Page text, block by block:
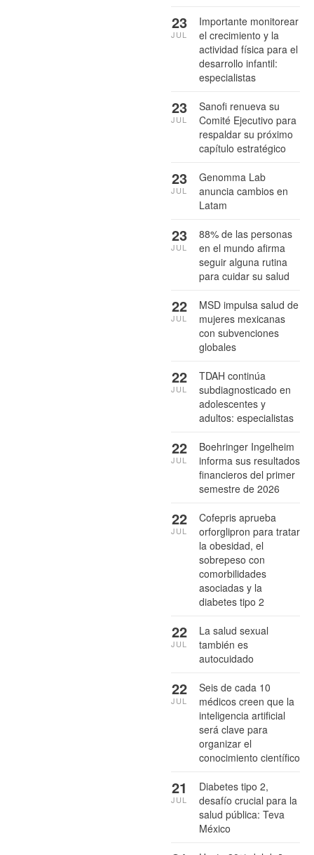
Importante monitorear
el crecimiento y la
actividad física para el
desarrollo infantil:
especialistas
23
JUL
Sanofi renueva su
Comité Ejecutivo para
respaldar su próximo
capítulo estratégico
23
JUL
Genomma Lab
anuncia cambios en
Latam
23
JUL
88% de las personas
en el mundo afirma
seguir alguna rutina
para cuidar su salud
23
JUL
MSD impulsa salud de
mujeres mexicanas
con subvenciones
globales
22
JUL
TDAH continúa
subdiagnosticado en
adolescentes y
adultos: especialistas
22
JUL
Boehringer Ingelheim
informa sus resultados
financieros del primer
semestre de 2026
22
JUL
Cofepris aprueba
orforglipron para tratar
la obesidad, el
sobrepeso con
comorbilidades
asociadas y la
diabetes tipo 2
22
JUL
La salud sexual
también es
autocuidado
22
JUL
Seis de cada 10
médicos creen que la
inteligencia artificial
será clave para
organizar el
conocimiento científico
22
JUL
Diabetes tipo 2,
desafío crucial para la
salud pública: Teva
México
21
JUL